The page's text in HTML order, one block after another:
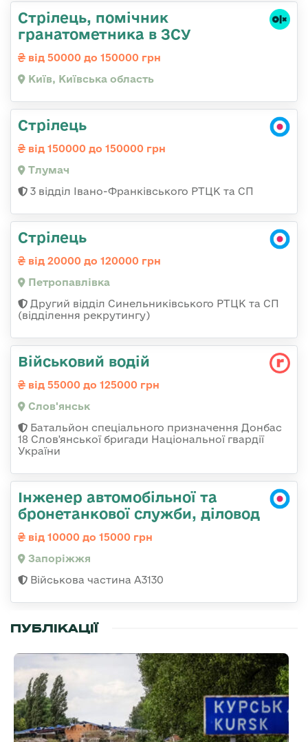
Стрілець, помічник
гранатометника в ЗСУ
від 50000 до 150000 грн
Київ, Київська область
Стрілець
від 150000 до 150000 грн
Тлумач
3 відділ Івано-Франківського РТЦК та СП
Стрілець
від 20000 до 120000 грн
Петропавлівка
Другий відділ Синельниківського РТЦК та СП
(відділення рекрутингу)
Військовий водій
від 55000 до 125000 грн
Слов'янськ
Батальйон спеціального призначення Донбас
18 Слов'янської бригади Національної гвардії
України
Інженер автомобільної та
бронетанкової служби, діловод
від 10000 до 15000 грн
Запоріжжя
Військова частина А3130
ПУБЛІКАЦІЇ